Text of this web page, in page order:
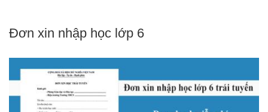
Đơn xin nhập học lớp 6